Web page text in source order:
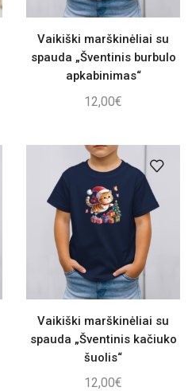
Vaikiški marškinėliai su
spauda „Šventinis burbulo
apkabinimas“
12,00€
Vaikiški marškinėliai su
spauda „Šventinis kačiuko
šuolis“
12,00€